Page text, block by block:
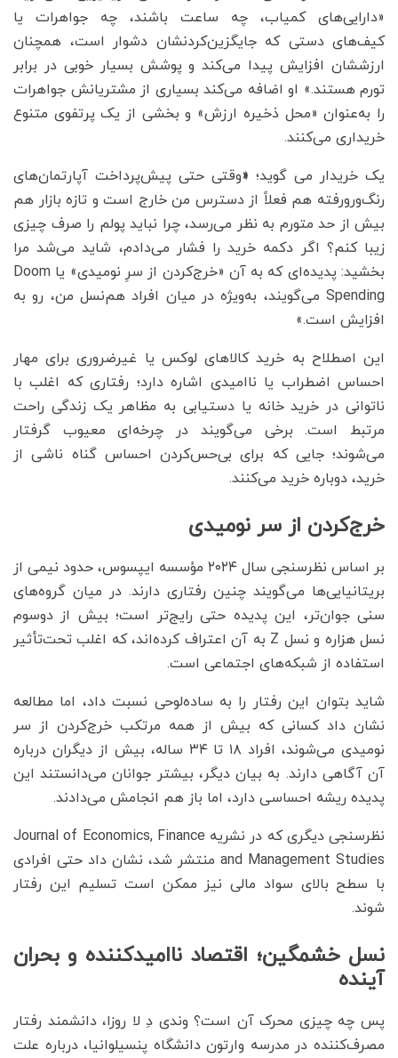
«دارایی‌های کمیاب، چه ساعت باشند، چه جواهرات یا
کیف‌های دستی که جایگزین‌کردنشان دشوار است، همچنان
ارزششان افزایش پیدا می‌کند و پوشش بسیار خوبی در برابر
تورم هستند.» او اضافه می‌کند بسیاری از مشتریانش جواهرات
را به‌عنوان «محل ذخیره ارزش» و بخشی از یک پرتفوی متنوع
خریداری می‌کنند.
یک خریدار می گوید؛ «وقتی حتی پیش‌پرداخت آپارتمان‌های
رنگ‌ورو‌رفته هم فعلاً از دسترس من خارج است و تازه بازار هم
بیش از حد متورم به نظر می‌رسد، چرا نباید پولم را صرف چیزی
زیبا کنم؟ اگر دکمه خرید را فشار می‌دادم، شاید می‌شد مرا
بخشید:
پدیده‌ای که به آن «خرج‌کردن از سرِ نومیدی» یا Doom
Spending می‌گویند، به‌ویژه در میان افراد هم‌نسل من، رو به
افزایش است.»
این اصطلاح به خرید کالاهای لوکس یا غیرضروری برای مهار
احساس اضطراب یا ناامیدی اشاره دارد؛ رفتاری که اغلب با
ناتوانی در خرید خانه یا دستیابی به مظاهر یک زندگی راحت
مرتبط است. برخی می‌گویند در چرخه‌ای معیوب گرفتار
می‌شوند؛ جایی که برای بی‌حس‌کردن احساس گناه ناشی از
خرید، دوباره خرید می‌کنند.
خرج‌کردن از سر نومیدی
بر اساس نظرسنجی سال ۲۰۲۴ مؤسسه ایپسوس، حدود نیمی از
بریتانیایی‌ها می‌گویند چنین رفتاری دارند. در میان گروه‌های
سنی جوان‌تر، این پدیده حتی رایج‌تر است؛ بیش از دوسوم
نسل هزاره و نسل Z به آن اعتراف کرده‌اند، که اغلب تحت‌تأثیر
استفاده از شبکه‌های اجتماعی است.
شاید بتوان این رفتار را به ساده‌لوحی نسبت داد، اما مطالعه
نشان داد کسانی که بیش از همه مرتکب خرج‌کردن از سر
نومیدی می‌شوند، افراد ۱۸ تا ۳۴ ساله، بیش از دیگران درباره
آن آگاهی دارند. به بیان دیگر، بیشتر جوانان می‌دانستند این
پدیده ریشه احساسی دارد، اما باز هم انجامش می‌دادند.
نظرسنجی دیگری که در نشریه Journal of Economics, Finance
and Management Studies منتشر شد، نشان داد حتی افرادی
با سطح بالای سواد مالی نیز ممکن است تسلیم این رفتار
شوند.
نسل خشمگین؛ اقتصاد ناامیدکننده و بحران
آینده
پس چه چیزی محرک آن است؟ وندی دِ لا روزا، دانشمند رفتار
مصرف‌کننده در مدرسه وارتون دانشگاه پنسیلوانیا، درباره علت